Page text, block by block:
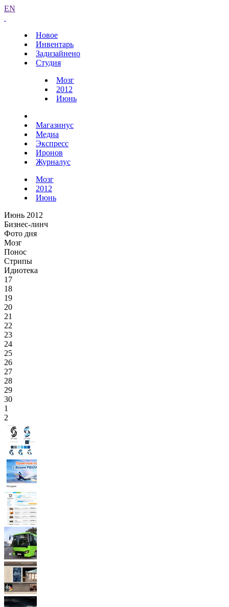
EN
Новое
Инвентарь
Задизайнено
Студия
Мозг
2012
Июнь
Магазинус
Медиа
Экспресс
Иронов
Журналус
Мозг
2012
Июнь
Июнь 2012
Бизнес-линч
Фото дня
Мозг
Понос
Стрипы
Идиотека
17
18
19
20
21
22
23
24
25
26
27
28
29
30
1
2